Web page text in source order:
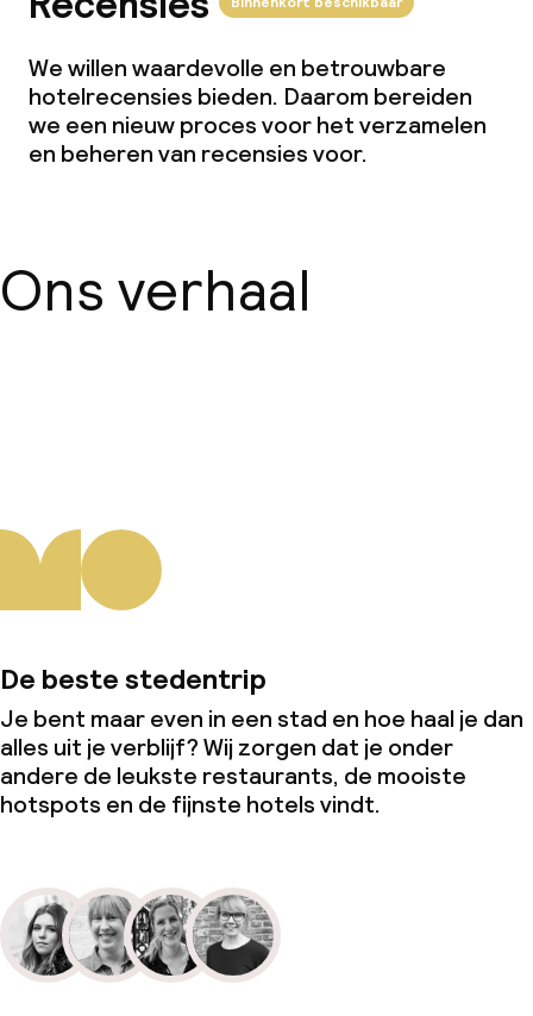
We willen waardevolle en betrouwbare
hotelrecensies bieden. Daarom bereiden
we een nieuw proces voor het verzamelen
en beheren van recensies voor.
Ons verhaal
De beste stedentrip
Je bent maar even in een stad en hoe haal je dan
alles uit je verblijf? Wij zorgen dat je onder
andere de leukste restaurants, de mooiste
hotspots en de fijnste hotels vindt.